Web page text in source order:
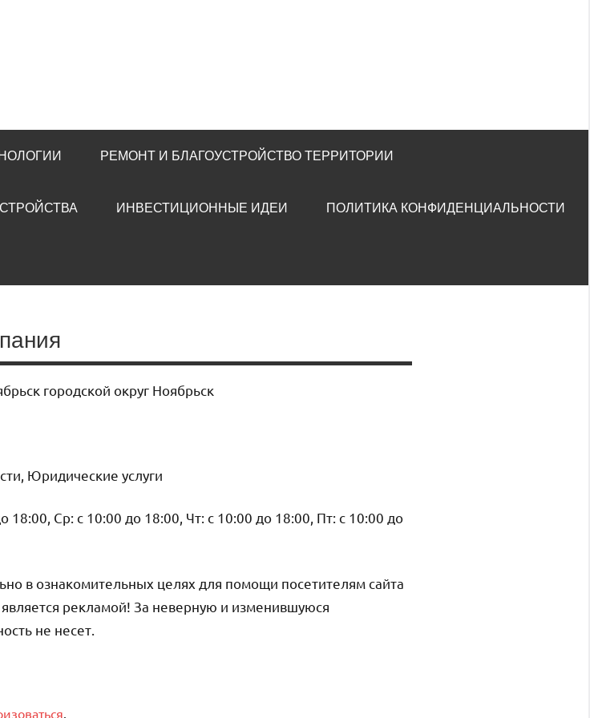
РЕМОНТ И БЛАГОУСТРОЙСТВО ТЕРРИТОРИИ
ИНВЕСТИЦИОННЫЕ ИДЕИ ПОЛИТИКА КОНФИДЕНЦИАЛЬНОСТИ
городской округ Ноябрьск
Юридические услуги
Ср: с 10:00 до 18:00, Чт: с 10:00 до 18:00, Пт: с 10:00 до
в ознакомительных целях для помощи посетителям сайта
рекламой! За неверную и изменившуюся
не несет.
.